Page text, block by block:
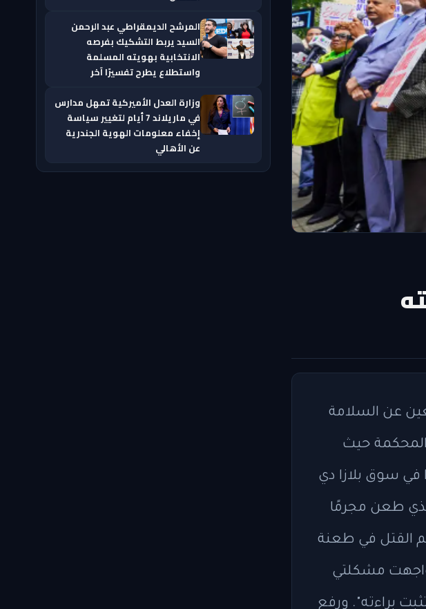
عن السلامة
المحكمة حيث
في سوق بلازا دي
طعن مجرمًا
القتل في طعنة
واجهت مشكلتي
براءته". ورفع
المرشح الديمقراطي عبد الرحمن
السيد يربط التشكيك بفرصه
الانتخابية بهويته المسلمة
واستطلاع يطرح تفسيرًا آخر
وزارة العدل الأميركية تمهل مدارس
في ماريلاند 7 أيام لتغيير سياسة
إخفاء معلومات الهوية الجندرية
عن الأهالي